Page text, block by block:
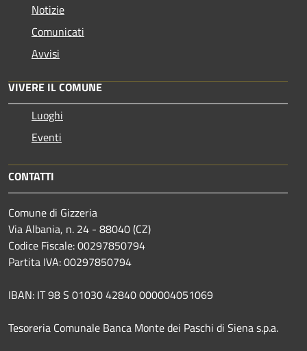
Notizie
Comunicati
Avvisi
VIVERE IL COMUNE
Luoghi
Eventi
CONTATTI
Comune di Gizzeria
Via Albania, n. 24 - 88040 (CZ)
Codice Fiscale: 00297850794
Partita IVA: 00297850794
IBAN: IT 98 S 01030 42840 000004051069
Tesoreria Comunale Banca Monte dei Paschi di Siena s.p.a.